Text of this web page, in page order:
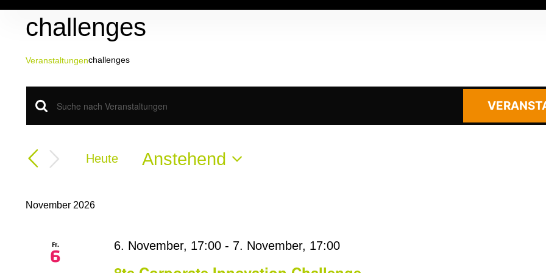
springenchallenges
Veranstaltungenchallenges
Veranstaltungen
Veranstaltungen
Suche
und
Ansichten,
Navigation
Bitte
Schlüsselwort
Suche
nach
Heute
Anstehend
November 2026
Fr.
6 6. November, 17:00 - 7. November, 17:00